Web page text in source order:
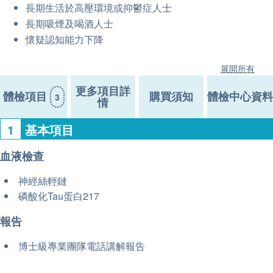
長期生活於高壓環境或抑鬱症人士
長期吸煙及喝酒人士
懷疑認知能力下降
展開所有
體檢項目 3 更多項目詳
情 購買須知 體檢中心資料
1 基本項目
血液檢查
神經絲輕鏈
磷酸化Tau蛋白217
報告
博士級專業團隊電話講解報告